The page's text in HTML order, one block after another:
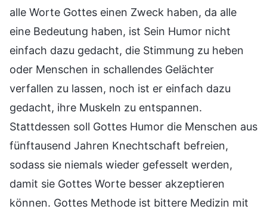
alle Worte Gottes einen Zweck haben, da alle
eine Bedeutung haben, ist Sein Humor nicht
einfach dazu gedacht, die Stimmung zu heben
oder Menschen in schallendes Gelächter
verfallen zu lassen, noch ist er einfach dazu
gedacht, ihre Muskeln zu entspannen.
Stattdessen soll Gottes Humor die Menschen aus
fünftausend Jahren Knechtschaft befreien,
sodass sie niemals wieder gefesselt werden,
damit sie Gottes Worte besser akzeptieren
können. Gottes Methode ist bittere Medizin mit